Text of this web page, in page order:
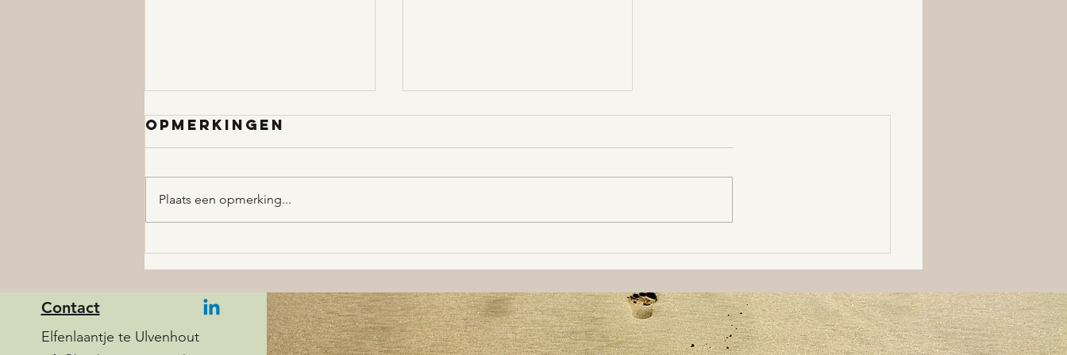
Ik wacht al een
jaar op hulp |
Wat kan ik NU
doen? | Kracht
van Ervaring
drie Slimme
tips:
Wachttijd
productief en
aangenaam
doorkomen |
Opmerkingen
Plaats een opmerking...
Contact
Elfenlaantje te Ulvenhout